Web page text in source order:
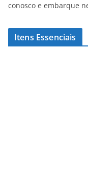
conosco e embarque
Itens Essenciais